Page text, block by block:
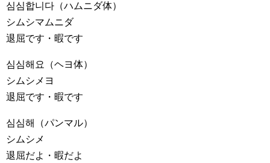
심심합니다 （ハムニダ体）
シムシマムニダ
退屈です・暇です
심심해요
（ヘヨ体）
シムシメヨ
退屈です・暇です
심심해
（パンマル）
シムシメ
退屈だよ・暇だよ